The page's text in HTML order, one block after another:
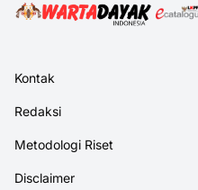
Kontak
Redaksi
Metodologi Riset
Disclaimer